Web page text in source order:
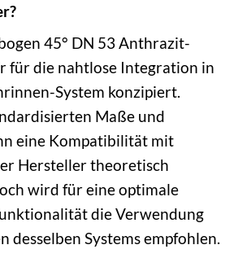
45° DN 53 Anthrazit-
für die nahtlose Integration in
System konzipiert.
Maße und
eine Kompatibilität mit
Hersteller theoretisch
wird für eine optimale
die Verwendung
desselben Systems empfohlen.